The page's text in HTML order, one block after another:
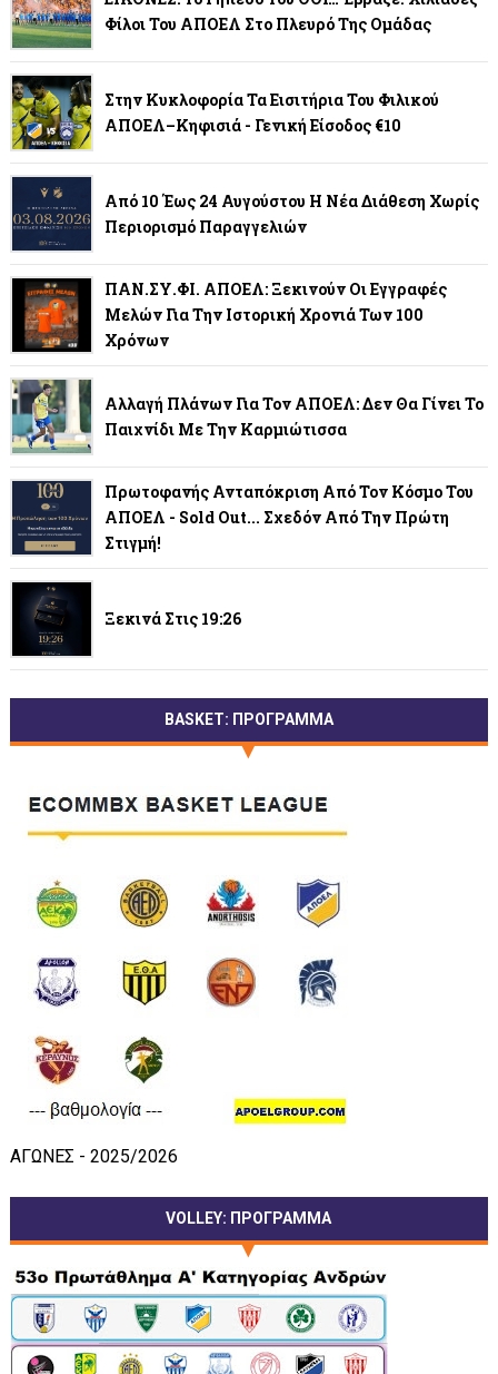
Φίλοι Του ΑΠΟΕΛ Στο Πλευρό Της Ομάδας
Στην Κυκλοφορία Τα Εισιτήρια Του Φιλικού
ΑΠΟΕΛ–Κηφισιά - Γενική Είσοδος €10
Από 10 Έως 24 Αυγούστου Η Νέα Διάθεση Χωρίς
Περιορισμό Παραγγελιών
ΠΑΝ.ΣΥ.ΦΙ. ΑΠΟΕΛ: Ξεκινούν Οι Εγγραφές
Μελών Για Την Ιστορική Χρονιά Των 100
Χρόνων
Αλλαγή Πλάνων Για Τον ΑΠΟΕΛ: Δεν Θα Γίνει Το
Παιχνίδι Με Την Καρμιώτισσα
Πρωτοφανής Ανταπόκριση Από Τον Κόσμο Του
ΑΠΟΕΛ - Sold Out... Σχεδόν Από Την Πρώτη
Στιγμή!
Ξεκινά Στις 19:26
BASKET: ΠΡΟΓΡΑΜΜΑ
ΑΓΩΝΕΣ - 2025/2026
VOLLEY: ΠΡΟΓΡΑΜΜΑ